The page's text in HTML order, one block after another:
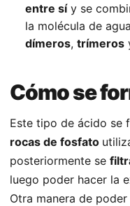
entre síy se
la molécula de
dímeros, trímeros
Cómo se
Este tipo de ácido se
rocas de fosfato
posteriormente se
luego poder hacer la
Otra manera de